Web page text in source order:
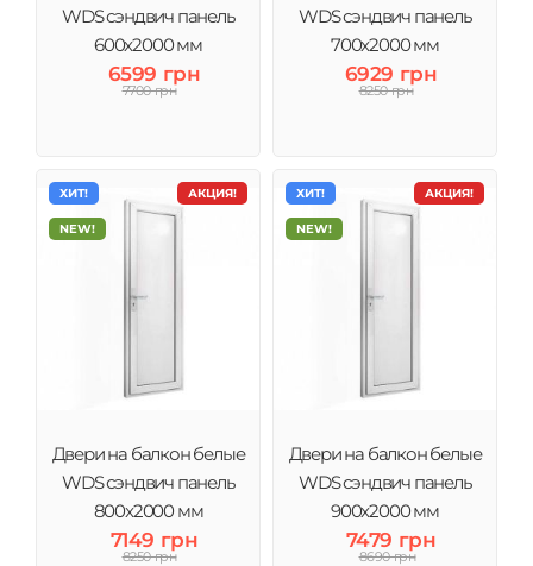
WDS сэндвич панель
600x2000 мм
6599 грн
7700 грн
WDS сэндвич панель
700x2000 мм
6929 грн
8250 грн
АКЦИЯ!
ХИТ!
NEW!
Двери на балкон белые
WDS сэндвич панель
800x2000 мм
7149 грн
8250 грн
АКЦИЯ!
ХИТ!
NEW!
Двери на балкон белые
WDS сэндвич панель
900x2000 мм
7479 грн
8690 грн